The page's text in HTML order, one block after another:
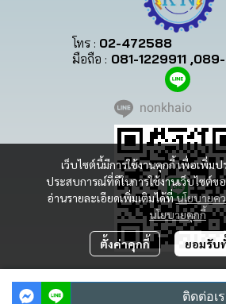
ติดต่อเ
เว็บไซต์นี้มีการใช้งานคุกกี้ เพื่อเพิ่ม
ประสบการณ์ที่ดีในการใช้งานเว็บไซต์ข
อ่านรายละเอียดเพิ่มเติมได้ที่นโยบายค
นโยบายคุกกี้
ตั้งค่าคุกกี้ ยอมรับ
โทร : 02-472588
มือถือ : 081-1229911
nonkhaio
Copyright | All Rights Reserved |